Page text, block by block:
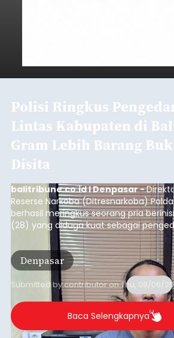
Polisi Ringkus
Lintas Kabupaten di
Gram Lebih Barang
Disita
balitribune.co.id I Denpasar -
Reserse Narkoba (Ditresnarkoba)
berhasil meringkus seorang pria
(28) yang diduga kuat sebagai
narkotika jenis sabu. Penangkapan ini
dua lokasi berbeda di wilayah
Badung pada Selasa (4/8/2026)
Denpasar
Submitted bycontributoronThu, 08/06/
Baca Selengkapnya